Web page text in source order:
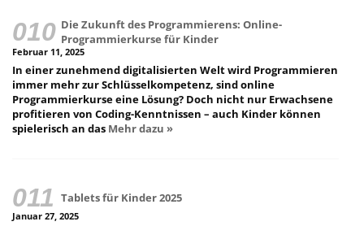
Die Zukunft des Programmierens: Online-
Programmierkurse für Kinder
Februar 11, 2025
In einer zunehmend digitalisierten Welt wird Programmieren
immer mehr zur Schlüsselkompetenz, sind online
Programmierkurse eine Lösung? Doch nicht nur Erwachsene
profitieren von Coding-Kenntnissen – auch Kinder können
spielerisch an das Mehr dazu »
Tablets für Kinder 2025
Januar 27, 2025